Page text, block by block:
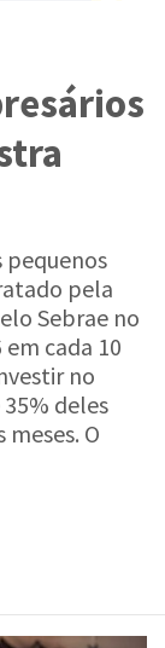
pequenos
pela
Sebrae no
cada 10
no
deles
O